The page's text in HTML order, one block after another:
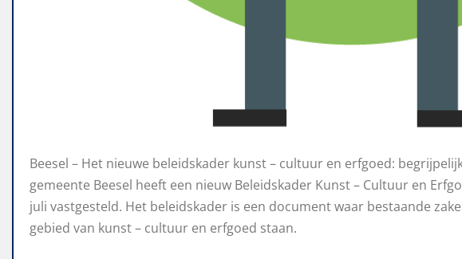
Beesel – Het nieuwe beleidskader kunst – cultuur en erfgoed:
gemeente Beesel heeft een nieuw Beleidskader Kunst – Cultuur en
juli vastgesteld. Het beleidskader is een document waar bestaande
gebied van kunst – cultuur en erfgoed staan.